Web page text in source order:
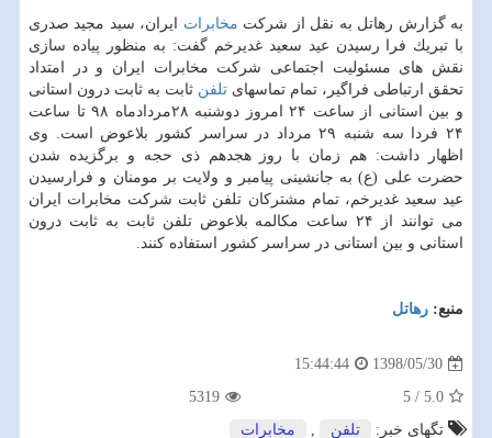
به گزارش رهاتل به نقل از شركت مخابرات ایران، سید مجید صدری
با تبریك فرا رسیدن عید سعید غدیرخم گفت: به منظور پیاده سازی
نقش های مسئولیت اجتماعی شركت مخابرات ایران و در امتداد
تحقق ارتباطی فراگیر، تمام تماسهای تلفن ثابت به ثابت درون استانی
و بین استانی از ساعت ۲۴ امروز دوشنبه ۲۸مردادماه ۹۸ تا ساعت
۲۴ فردا سه شنبه ۲۹ مرداد در سراسر كشور بلاعوض است. وی
اظهار داشت: هم زمان با روز هجدهم ذی حجه و برگزیده شدن
حضرت علی (ع) به جانشینی پیامبر و ولایت بر مومنان و فرارسیدن
عید سعید غدیرخم، تمام مشتركان تلفن ثابت شركت مخابرات ایران
می توانند از ۲۴ ساعت مكالمه بلاعوض تلفن ثابت به ثابت درون
استانی و بین استانی در سراسر كشور استفاده كنند.
منبع: رهاتل
1398/05/30
15:44:44
5.0
/
5
5319
تگهای خبر:
تلفن , مخابرات